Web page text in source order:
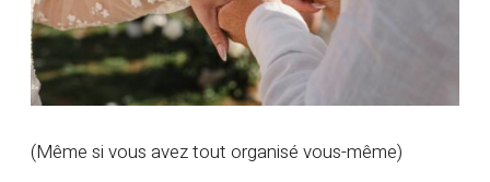
(Même si vous avez tout organisé vous-même)